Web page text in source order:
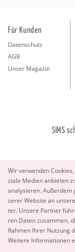
Wir ver­wen­den
zia­le Me­di­en an­bie­ten
ana­ly­sie­ren.
se­rer Web­site an
ter. Un­se­re Part­ner
ren Daten zu­sam­men,
Rah­men Ihrer Nut­zung
Wei­te­re In­for­ma­tio­nen
Für Kunden
Datenschutz
AGB
Unser Magazin
SIMS
Copyright